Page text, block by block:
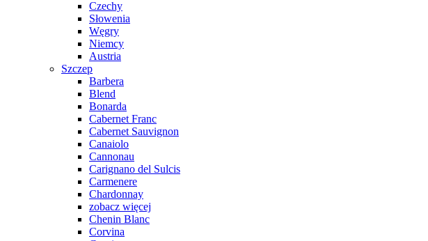
Czechy
Słowenia
Węgry
Niemcy
Austria
Szczep
Barbera
Blend
Bonarda
Cabernet Franc
Cabernet Sauvignon
Canaiolo
Cannonau
Carignano del Sulcis
Carmenere
Chardonnay
zobacz więcej
Chenin Blanc
Corvina